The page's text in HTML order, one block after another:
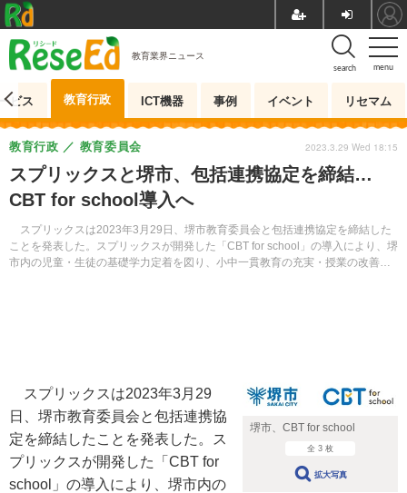
menu
search
教育業界ニュース
ビス 教育行政 ICT機器 事例 イベント リセマム
スプリックスと堺市、包括連携協定を締結…
CBT for school導入へ
スプリックスは2023年3月29日、堺市教育委員会と包括連携協定を締結した
ことを発表した。スプリックスが開発した「CBT for school」の導入により、堺
市内の児童・生徒の基礎学力定着を図り、小中一貫教育の充実・授業の改善を
教育行政 教育委員会 2023.3.29 Wed 18:15
堺市、CBT for school
全 3 枚
拡大写真
スプリックスは2023年3月29
日、堺市教育委員会と包括連携協
定を締結したことを発表した。ス
プリックスが開発した「CBT for
school」の導入により、堺市内の